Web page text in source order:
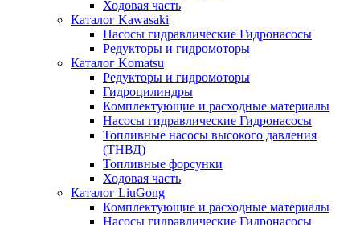
Ходовая часть
Каталог Kawasaki
Насосы гидравлические Гидронасосы
Редукторы и гидромоторы
Каталог Komatsu
Редукторы и гидромоторы
Гидроцилиндры
Комплектующие и расходные материалы
Насосы гидравлические Гидронасосы
Топливные насосы высокого давления
(ТНВД)
Топливные форсунки
Ходовая часть
Каталог LiuGong
Комплектующие и расходные материалы
Насосы гидравлические Гидронасосы